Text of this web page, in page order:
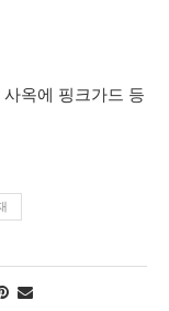
사옥에 핑크가드 등